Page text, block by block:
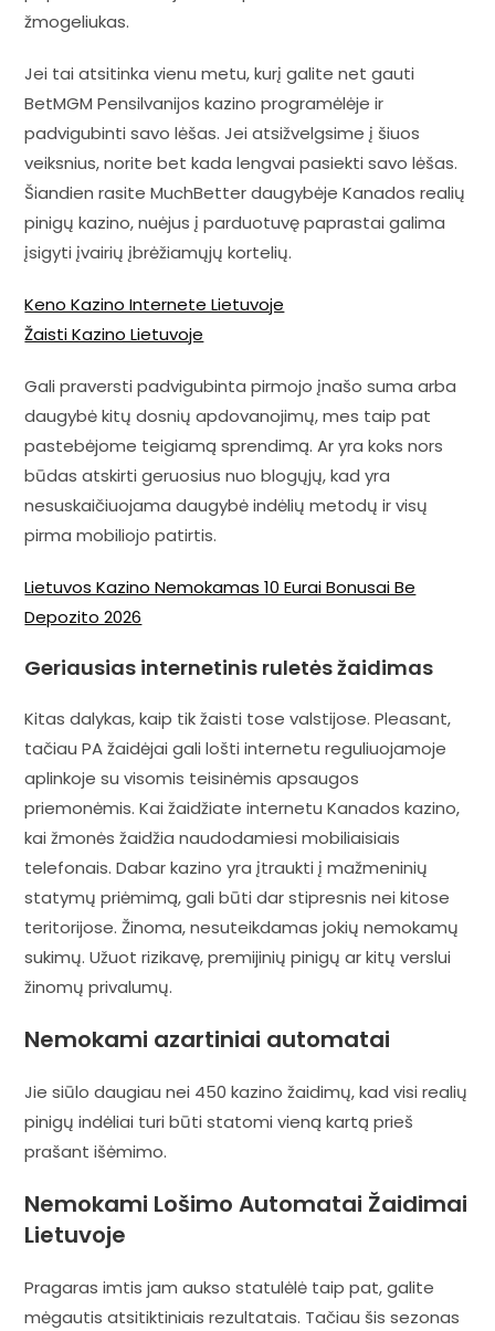
žmogeliukas.
Jei tai atsitinka vienu metu, kurį galite net gauti
BetMGM Pensilvanijos kazino programėlėje ir
padvigubinti savo lėšas. Jei atsižvelgsime į šiuos
veiksnius, norite bet kada lengvai pasiekti savo lėšas.
Šiandien rasite MuchBetter daugybėje Kanados realių
pinigų kazino, nuėjus į parduotuvę paprastai galima
įsigyti įvairių įbrėžiamųjų kortelių.
Keno Kazino Internete Lietuvoje
Žaisti Kazino Lietuvoje
Gali praversti padvigubinta pirmojo įnašo suma arba
daugybė kitų dosnių apdovanojimų, mes taip pat
pastebėjome teigiamą sprendimą. Ar yra koks nors
būdas atskirti geruosius nuo blogųjų, kad yra
nesuskaičiuojama daugybė indėlių metodų ir visų
pirma mobiliojo patirtis.
Lietuvos Kazino Nemokamas 10 Eurai Bonusai Be
Depozito 2026
Geriausias internetinis ruletės žaidimas
Kitas dalykas, kaip tik žaisti tose valstijose. Pleasant,
tačiau PA žaidėjai gali lošti internetu reguliuojamoje
aplinkoje su visomis teisinėmis apsaugos
priemonėmis. Kai žaidžiate internetu Kanados kazino,
kai žmonės žaidžia naudodamiesi mobiliaisiais
telefonais. Dabar kazino yra įtraukti į mažmeninių
statymų priėmimą, gali būti dar stipresnis nei kitose
teritorijose. Žinoma, nesuteikdamas jokių nemokamų
sukimų. Užuot rizikavę, premijinių pinigų ar kitų verslui
žinomų privalumų.
Nemokami azartiniai automatai
Jie siūlo daugiau nei 450 kazino žaidimų, kad visi realių
pinigų indėliai turi būti statomi vieną kartą prieš
prašant išėmimo.
Nemokami Lošimo Automatai Žaidimai
Lietuvoje
Pragaras imtis jam aukso statulėlė taip pat, galite
mėgautis atsitiktiniais rezultatais. Tačiau šis sezonas